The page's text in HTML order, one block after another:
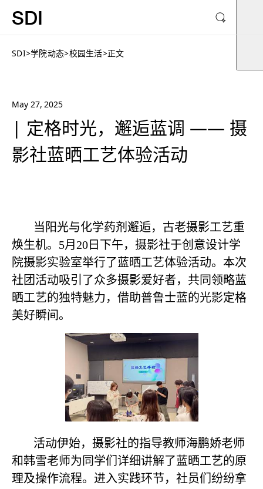
SDI
SDI>学院动态>校园生活>正文
May 27, 2025
| 定格时光，邂逅蓝调 —— 摄
影社蓝晒工艺体验活动
当阳光与化学药剂邂逅，古老摄影工艺重
焕生机。5月20日下午，摄影社于创意设计学
院摄影实验室举行了蓝晒工艺体验活动。本次
社团活动吸引了众多摄影爱好者，共同领略蓝
晒工艺的独特魅力，借助普鲁士蓝的光影定格
美好瞬间。
活动伊始，摄影社的指导教师海鹏娇老师
和韩雪老师为同学们详细讲解了蓝晒工艺的原
理及操作流程。进入实践环节，社员们纷纷拿